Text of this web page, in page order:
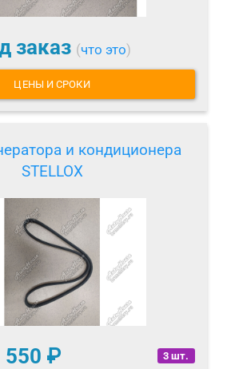
заказ (что это)
ЦЕНЫ И СРОКИ
и кондиционера
STELLOX
3 шт.
550 ₽